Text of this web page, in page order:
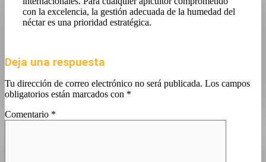
con la excelencia, la gestión adecuada de la humedad del
néctar es una prioridad estratégica.
Deja una respuesta
Tu dirección de correo electrónico no será publicada. Los campos
obligatorios están marcados con *
Comentario *